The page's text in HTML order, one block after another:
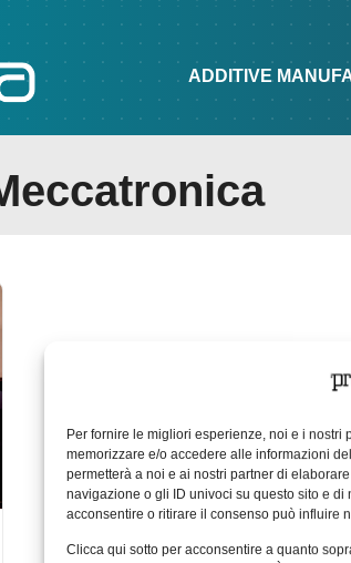
Per fornire le migliori esperienze, noi e i
memorizzare e/o accedere alle informazioni
permetterà a noi e ai nostri partner di
navigazione o gli ID univoci su questo sito e
acconsentire o ritirare il consenso può influire
Clicca qui sotto per acconsentire a quanto
QUADERNI DI
ADDITIVE